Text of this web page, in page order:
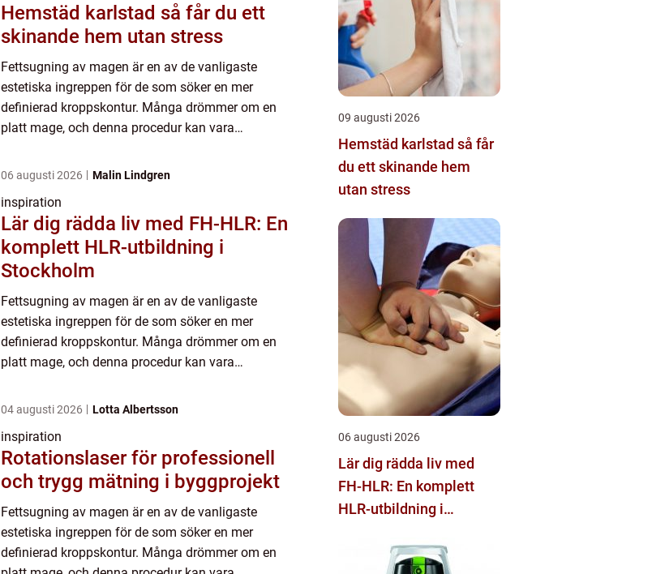
Hemstäd karlstad så får du ett
skinande hem utan stress
Fettsugning av magen är en av de vanligaste
estetiska ingreppen för de som söker en mer
definierad kroppskontur. Många drömmer om en
platt mage, och denna procedur kan vara
06 augusti 2026 Malin Lindgren
inspiration
Lär dig rädda liv med FH-HLR: En
komplett HLR-utbildning i
Stockholm
Fettsugning av magen är en av de vanligaste
estetiska ingreppen för de som söker en mer
definierad kroppskontur. Många drömmer om en
platt mage, och denna procedur kan vara
04 augusti 2026 Lotta Albertsson
inspiration
Rotationslaser för professionell
och trygg mätning i byggprojekt
Fettsugning av magen är en av de vanligaste
estetiska ingreppen för de som söker en mer
definierad kroppskontur. Många drömmer om en
09 augusti 2026
Hemstäd karlstad så får
du ett skinande hem
utan stress
06 augusti 2026
Lär dig rädda liv med
FH-HLR: En komplett
HLR-utbildning i